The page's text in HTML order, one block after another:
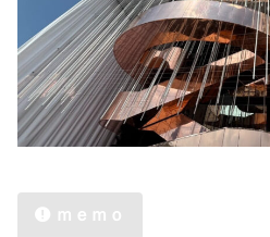
ｍｅｍｏ